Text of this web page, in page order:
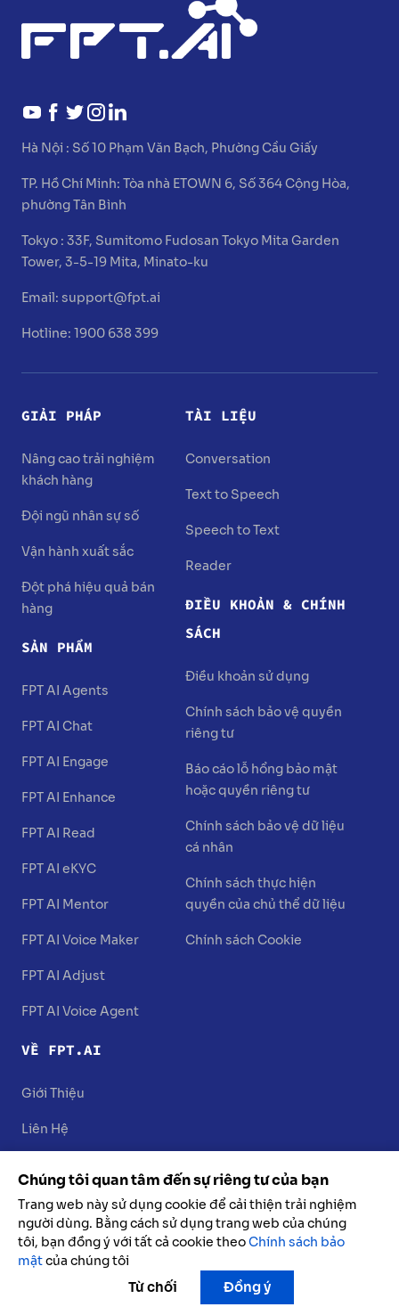
Hà Nội : Số 10 Phạm Văn Bạch, Phường Cầu Giấy
TP. Hồ Chí Minh:Tòa nhà ETOWN 6, Số 364 Cộng Hòa,
phường Tân Bình
Tokyo :33F, Sumitomo Fudosan Tokyo Mita Garden
Tower, 3-5-19 Mita, Minato-ku
Email:support@fpt.ai
Hotline: 1900 638 399
GIẢI PHÁP
Nâng cao trải nghiệm
khách hàng
Đội ngũ nhân sự số
Vận hành xuất sắc
Đột phá hiệu quả bán
hàng
SẢN PHẨM
FPT AI Agents
FPT AI Chat
FPT AI Engage
FPT AI Enhance
FPT AI Read
FPT AI eKYC
FPT AI Mentor
FPT AI Voice Maker
FPT AI Adjust
FPT AI Voice Agent
VỀ FPT.AI
Giới Thiệu
Liên Hệ
TÀI LIỆU
Conversation
Text to Speech
Speech to Text
Reader
ĐIỀU KHOẢN & CHÍNH
SÁCH
Điều khoản sử dụng
Chính sách bảo vệ quyền
riêng tư
Báo cáo lỗ hổng bảo mật
hoặc quyền riêng tư
Chính sách bảo vệ dữ liệu
cá nhân
Chính sách thực hiện
quyền của chủ thể dữ liệu
Chính sách Cookie
@2025 FPT.AI. Đã đăng ký bản quyền
Chúng tôi quan tâm đến sự riêng tư của bạn
Trang web này sử dụng cookie để cải thiện trải nghiệm
người dùng. Bằng cách sử dụng trang web của chúng
tôi, bạn đồng ý với tất cả cookie theoChính sách bảo
mậtcủa chúng tôi
Từ chối Đồng ý